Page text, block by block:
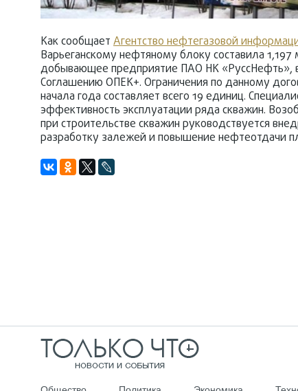
Как сообщает Агентство нефтегазовой
Варьеганскому нефтяному блоку составила
добывающее предприятие ПАО НК «РуссНефть»,
Соглашению ОПЕК+. Ограничения по данному
начала года составляет всего 19 единиц.
эффективность эксплуатации ряда скважин.
при строительстве скважин руководствуется
разработку залежей и повышение нефтеотдачи